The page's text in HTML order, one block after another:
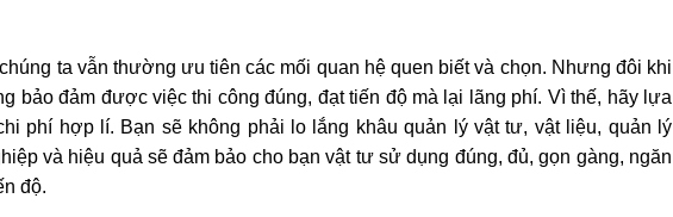
ta vẫn thường ưu tiên các mối quan hệ quen biết và chọn. Nhưng đôi khi
bảo đảm được việc thi công đúng, đạt tiến độ mà lại lãng phí. Vì thế, hãy lựa
phí hợp lí. Bạn sẽ không phải lo lắng khâu quản lý vật tư, vật liệu, quản lý
và hiệu quả sẽ đảm bảo cho bạn vật tư sử dụng đúng, đủ, gọn gàng, ngăn
độ.